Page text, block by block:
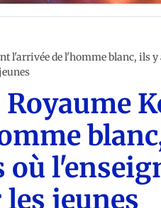
l'arrivée de l'homme blanc, ils y
où
jeunes